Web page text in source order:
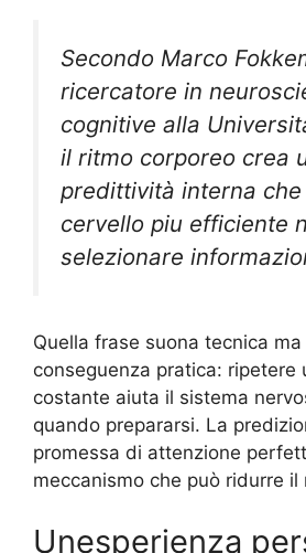
Secondo Marco
ricercatore in
cognitive alla
il ritmo corporeo crea
predittività interna
cervello piu efficiente
selezionare
Quella frase suona tecnica ma
conseguenza pratica: ripetere
costante aiuta il sistema
quando prepararsi. La
promessa di attenzione
meccanismo che può ridurre il
Unesperienza